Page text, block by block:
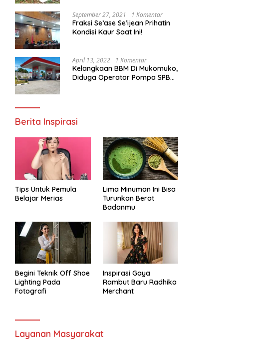
Segera Bertindak
September 27, 2021 1 Komentar
Fraksi Se’ase Se’ijean Prihatin
Kondisi Kaur Saat Ini!
April 13, 2022 1 Komentar
Kelangkaan BBM Di Mukomuko,
Diduga Operator Pompa SPBU
Berita Inspirasi
Tips Untuk Pemula
Belajar Merias
Lima Minuman Ini Bisa
Turunkan Berat
Badanmu
Begini Teknik Off Shoe
Lighting Pada
Fotografi
Inspirasi Gaya
Rambut Baru Radhika
Merchant
Layanan Masyarakat